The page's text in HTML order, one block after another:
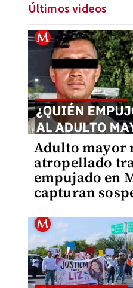
Últimos videos
Adulto mayor
atropellado
empujado en
capturan